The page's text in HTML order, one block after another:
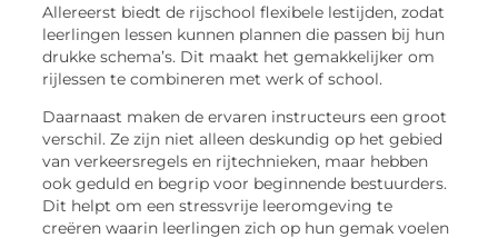
Allereerst biedt de rijschool flexibele lestijden, zodat
leerlingen lessen kunnen plannen die passen bij hun
drukke schema’s. Dit maakt het gemakkelijker om
rijlessen te combineren met werk of school.
Daarnaast maken de ervaren instructeurs een groot
verschil. Ze zijn niet alleen deskundig op het gebied
van verkeersregels en rijtechnieken, maar hebben
ook geduld en begrip voor beginnende bestuurders.
Dit helpt om een stressvrije leeromgeving te
creëren waarin leerlingen zich op hun gemak voelen